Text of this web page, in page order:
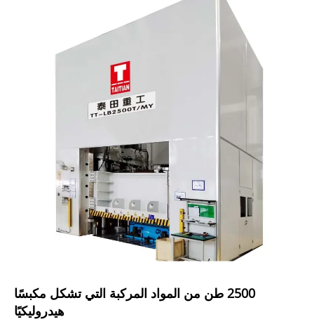
2500 طن من المواد المركبة التي تشكل مكبسًا
هيدروليكيًا